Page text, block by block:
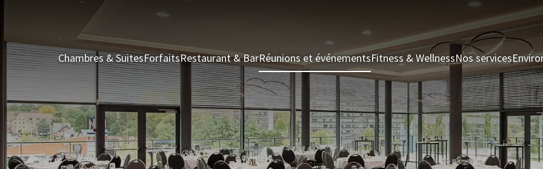
Chambres & SuitesForfaitsRestaurant & BarRéunions et événementsFitness & WellnessNos services